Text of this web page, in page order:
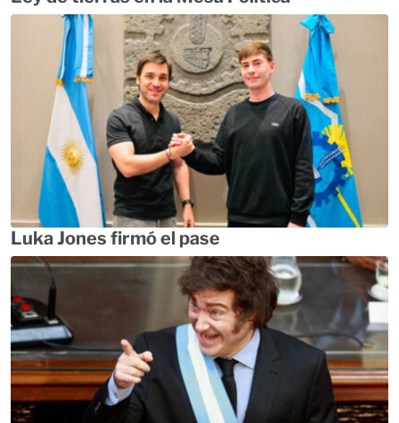
Luka Jones firmó el pase